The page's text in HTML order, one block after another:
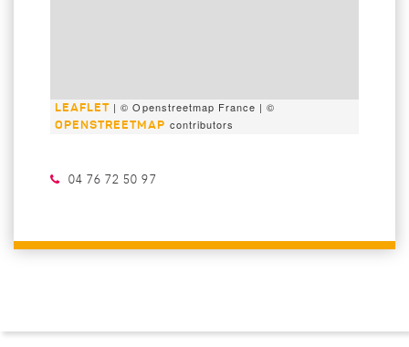
LEAFLET | © Openstreetmap France | ©
OPENSTREETMAP contributors
Téléphone :
04 76 72 50 97